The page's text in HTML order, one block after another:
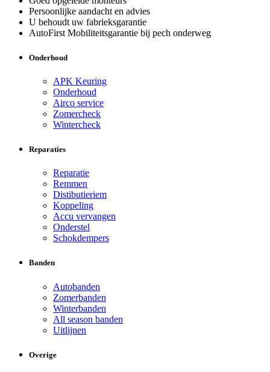
Persoonlijke aandacht en advies
U behoudt uw fabrieksgarantie
AutoFirst Mobiliteitsgarantie bij pech onderweg
Onderhoud
APK Keuring
Onderhoud
Airco service
Zomercheck
Wintercheck
Reparaties
Reparatie
Remmen
Distibutieriem
Koppeling
Accu vervangen
Onderstel
Schokdempers
Banden
Autobanden
Zomerbanden
Winterbanden
All season banden
Uitlijnen
Overige